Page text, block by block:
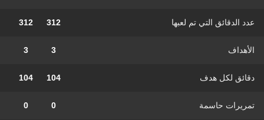
عدد الدقائق التي تم لعبها 312
312
الأهداف 3
3
دقائق لكل هدف 104
104
تمريرات حاسمة 0
0